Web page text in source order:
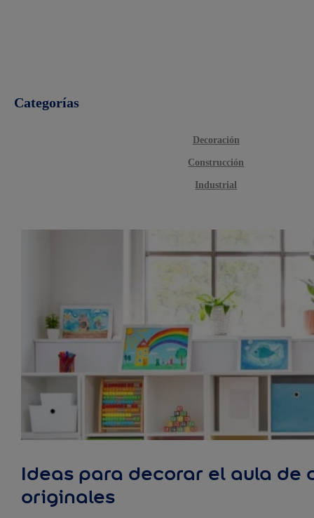
Categorías
Decoración
Construcción
Industrial
Ideas para decorar el aula de
originales